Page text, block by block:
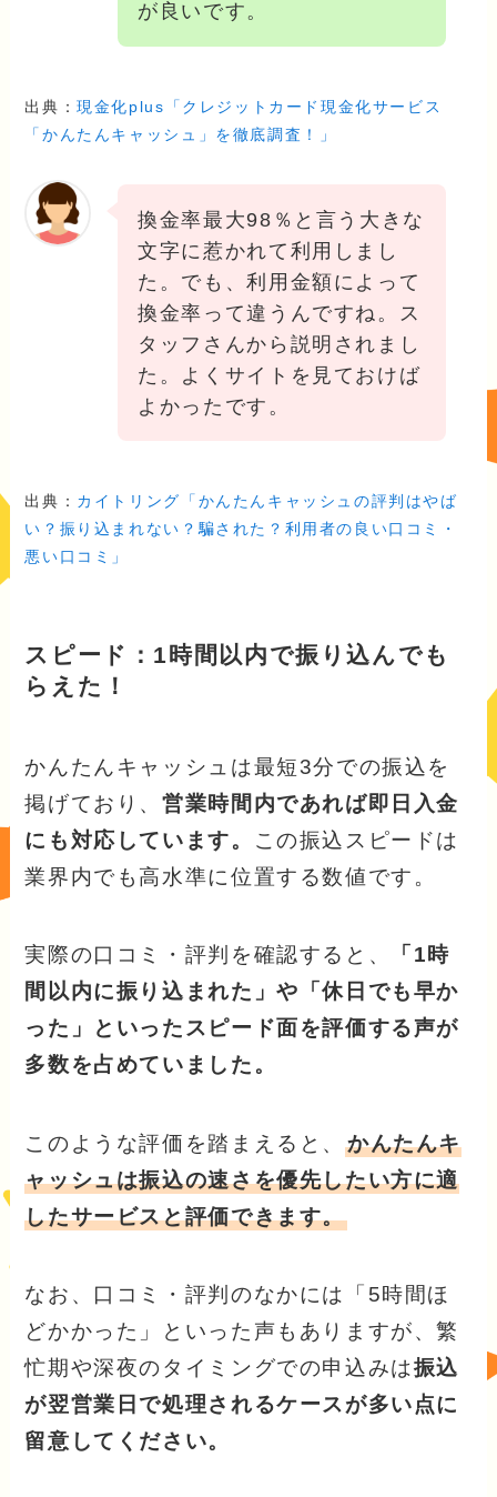
が良いです。
出典：現金化plus「クレジットカード現金化サービス
「かんたんキャッシュ」を徹底調査！」
換金率最大98％と言う大きな
文字に惹かれて利用しまし
た。でも、利用金額によって
換金率って違うんですね。ス
タッフさんから説明されまし
た。よくサイトを見ておけば
よかったです。
出典： カイトリング「かんたんキャッシュの評判はやば
い？振り込まれない？騙された？利用者の良い口コミ・
悪い口コミ」
スピード：1時間以内で振り込んでも
らえた！
かんたんキャッシュは最短3分での振込を
掲げており、営業時間内であれば即日入金
にも対応しています。
この振込スピードは
業界内でも高水準に位置する数値です。
実際の口コミ・評判を確認すると、
「1時
間以内に振り込まれた」や「休日でも早か
った」といったスピード面を評価する声が
多数を占めていました。
このような評価を踏まえると、 かんたんキ
ャッシュは振込の速さを優先したい方に適
したサービスと評価できます。
なお、口コミ・評判のなかには「5時間ほ
どかかった」といった声もありますが、繁
忙期や深夜のタイミングでの申込みは振込
が翌営業日で処理されるケースが多い点に
留意してください。